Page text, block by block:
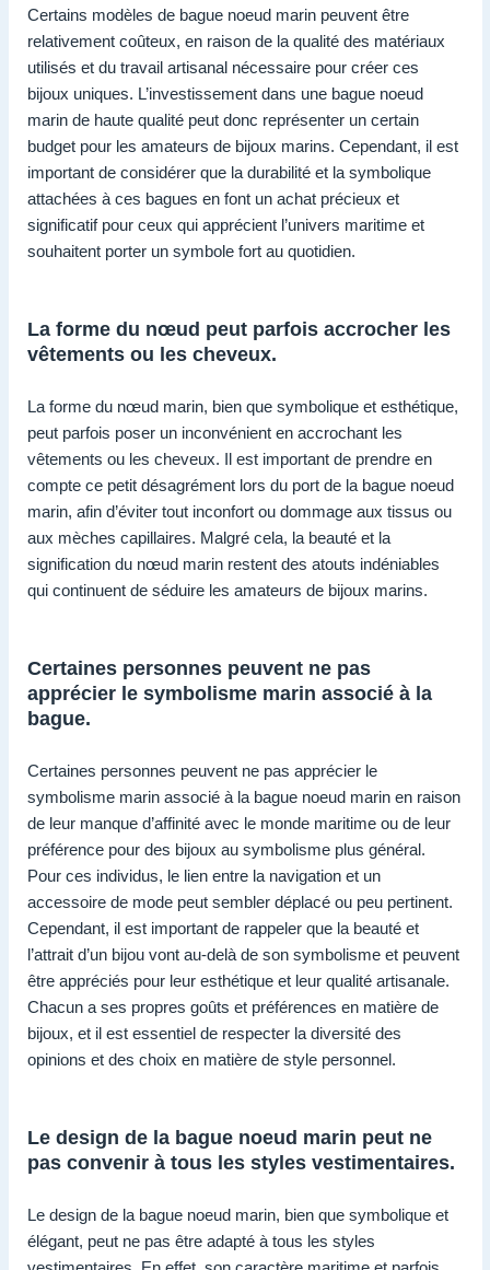
Certains modèles de bague noeud marin peuvent être
relativement coûteux, en raison de la qualité des matériaux
utilisés et du travail artisanal nécessaire pour créer ces
bijoux uniques. L’investissement dans une bague noeud
marin de haute qualité peut donc représenter un certain
budget pour les amateurs de bijoux marins. Cependant, il est
important de considérer que la durabilité et la symbolique
attachées à ces bagues en font un achat précieux et
significatif pour ceux qui apprécient l’univers maritime et
souhaitent porter un symbole fort au quotidien.
La forme du nœud peut parfois accrocher les
vêtements ou les cheveux.
La forme du nœud marin, bien que symbolique et esthétique,
peut parfois poser un inconvénient en accrochant les
vêtements ou les cheveux. Il est important de prendre en
compte ce petit désagrément lors du port de la bague noeud
marin, afin d’éviter tout inconfort ou dommage aux tissus ou
aux mèches capillaires. Malgré cela, la beauté et la
signification du nœud marin restent des atouts indéniables
qui continuent de séduire les amateurs de bijoux marins.
Certaines personnes peuvent ne pas
apprécier le symbolisme marin associé à la
bague.
Certaines personnes peuvent ne pas apprécier le
symbolisme marin associé à la bague noeud marin en raison
de leur manque d’affinité avec le monde maritime ou de leur
préférence pour des bijoux au symbolisme plus général.
Pour ces individus, le lien entre la navigation et un
accessoire de mode peut sembler déplacé ou peu pertinent.
Cependant, il est important de rappeler que la beauté et
l’attrait d’un bijou vont au-delà de son symbolisme et peuvent
être appréciés pour leur esthétique et leur qualité artisanale.
Chacun a ses propres goûts et préférences en matière de
bijoux, et il est essentiel de respecter la diversité des
opinions et des choix en matière de style personnel.
Le design de la bague noeud marin peut ne
pas convenir à tous les styles vestimentaires.
Le design de la bague noeud marin, bien que symbolique et
élégant, peut ne pas être adapté à tous les styles